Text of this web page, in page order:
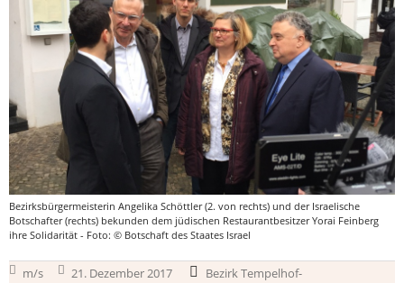
Bezirksbürgermeisterin Angelika Schöttler (2. von rechts) und der Israelische
Botschafter (rechts) bekunden dem jüdischen Restaurantbesitzer Yorai Feinberg
ihre Solidarität - Foto: © Botschaft des Staates Israel
m/s 21. Dezember 2017
Bezirk Tempelhof-